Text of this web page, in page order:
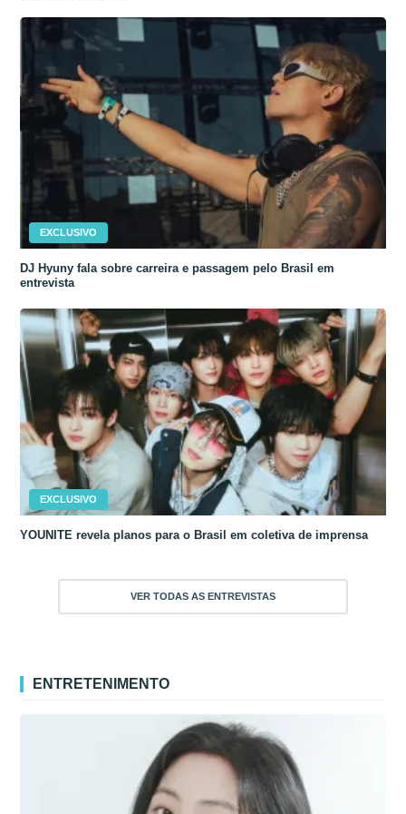
EXCLUSIVO
DJ Hyuny fala sobre carreira e passagem pelo Brasil em
entrevista
EXCLUSIVO
YOUNITE revela planos para o Brasil em coletiva de imprensa
VER TODAS AS ENTREVISTAS
ENTRETENIMENTO